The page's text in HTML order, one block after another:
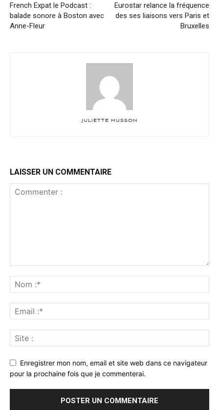
French Expat le Podcast :
balade sonore à Boston avec
Anne-Fleur
Eurostar relance la fréquence
des ses liaisons vers Paris et
Bruxelles
JULIETTE HUSSON
LAISSER UN COMMENTAIRE
Enregistrer mon nom, email et site web dans ce navigateur
pour la prochaine fois que je commenterai.